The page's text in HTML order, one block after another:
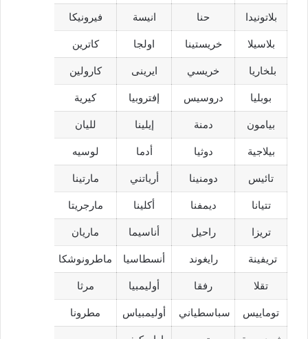
بلاتونيدا حنا انيسة فيرونيكا
بلاسيلا خريستينا اولجا كاترين
بلخاريا ‏ خريسي ايرينى كارولين
بوبليا دروسيس إفتروبيا كيرية
بيامون دمنة إيلينا لليان
بيلاجية دوثيا أدما لوسيه
تائيس دومنينا أرياتني مارتينا
تتيانا ديمفنا أكلينا مارجريتا
تريزا راحيل أناسيما ماريان
تريفينة ‏ رايغوند أنسطاسيا ماطرونوشكا
تقلا رفقا أوليمبيا مرثا
توماييس سباسطياني أوليمبياس مطرونا